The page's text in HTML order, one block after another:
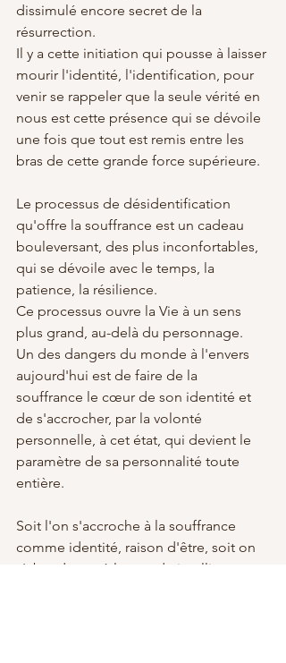
dissimulé encore secret de la
résurrection.
Il y a cette initiation qui pousse à laisser
mourir l'identité, l'identification, pour
venir se rappeler que la seule vérité en
nous est cette présence qui se dévoile
une fois que tout est remis entre les
bras de cette grande force supérieure.
Le processus de désidentification
qu'offre la souffrance est un cadeau
bouleversant, des plus inconfortables,
qui se dévoile avec le temps, la
patience, la résilience.
Ce processus ouvre la Vie à un sens
plus grand, au-delà du personnage.
Un des dangers du monde à l'envers
aujourd'hui est de faire de la
souffrance le cœur de son identité et
de s'accrocher, par la volonté
personnelle, à cet état, qui devient le
paramètre de sa personnalité toute
entière.
Soit l'on s'accroche à la souffrance
comme identité, raison d'être, soit on
s'abandonne à la grande intelligence